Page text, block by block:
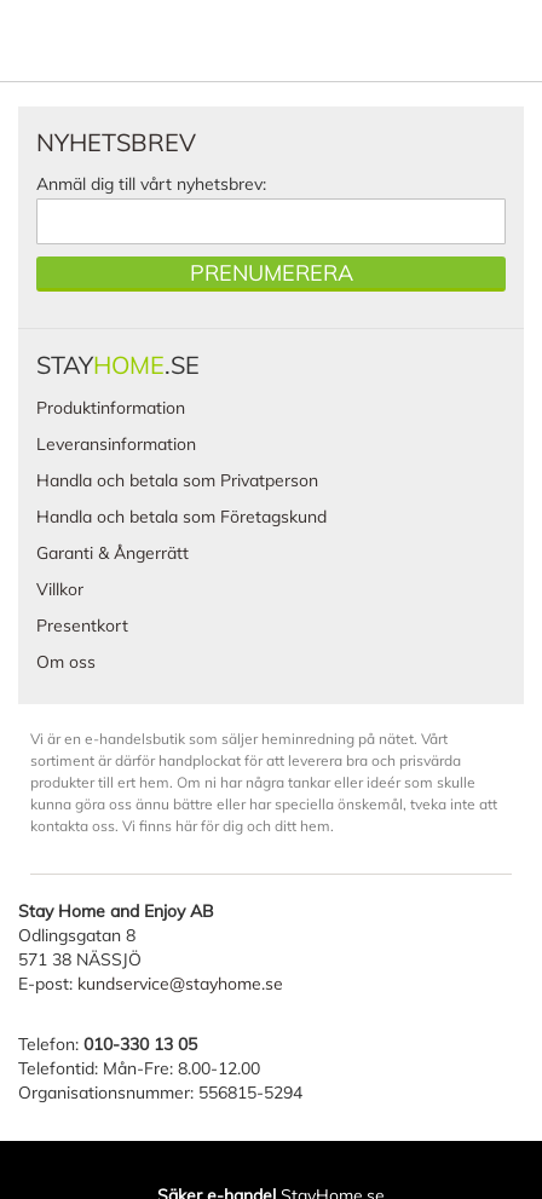
NYHETSBREV
Anmäl dig till vårt nyhetsbrev:
PRENUMERERA
STAYHOME.SE
Produktinformation
Leveransinformation
Handla och betala som Privatperson
Handla och betala som Företagskund
Garanti & Ångerrätt
Villkor
Presentkort
Om oss
Vi är en e-handelsbutik som säljer heminredning på nätet. Vårt
sortiment är därför handplockat för att leverera bra och prisvärda
produkter till ert hem. Om ni har några tankar eller ideér som skulle
kunna göra oss ännu bättre eller har speciella önskemål, tveka inte att
kontakta oss. Vi finns här för dig och ditt hem.
Stay Home and Enjoy AB
Odlingsgatan 8
571 38 NÄSSJÖ
E-post: kundservice@stayhome.se
Telefon: 010-330 13 05
Telefontid: Mån-Fre: 8.00-12.00
Organisationsnummer: 556815-5294